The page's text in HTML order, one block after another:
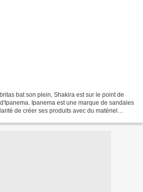
bat son plein, Shakira est sur le point de
Ipanema est une marque de sandales
de créer ses produits avec du matériel